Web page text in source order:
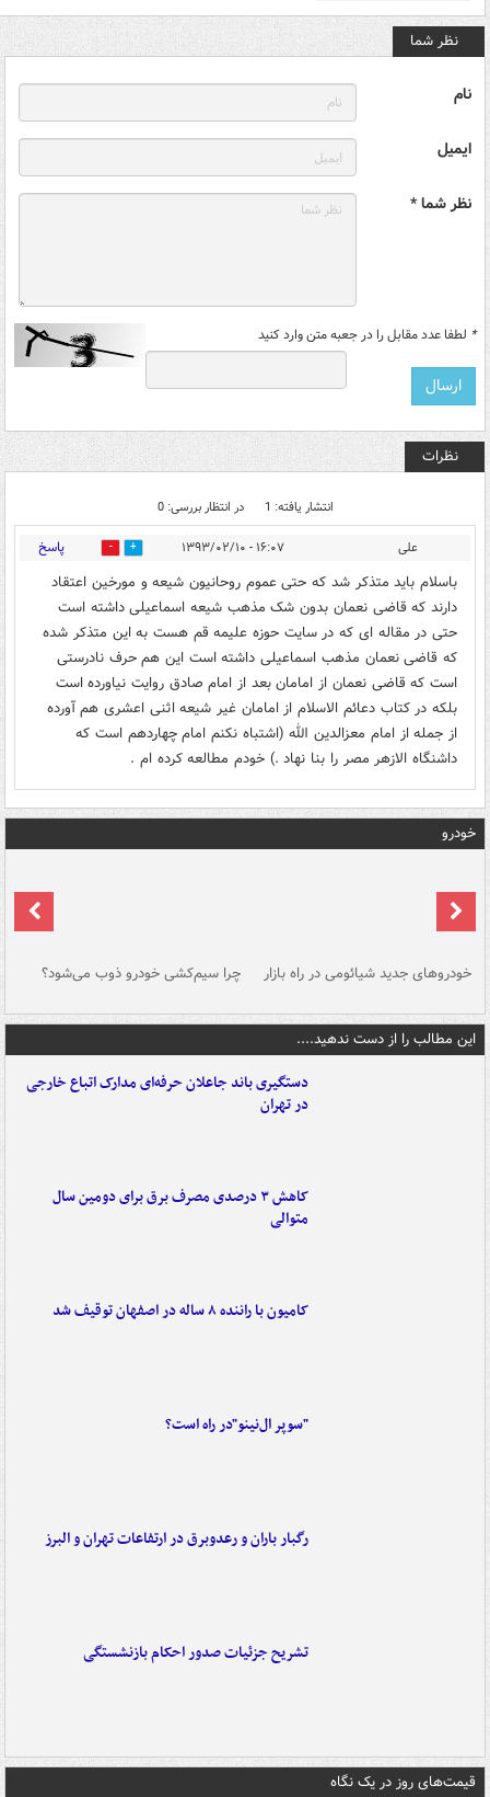
نظر شما
نام
ایمیل
نظر شما *
* لطفا عدد مقابل را در جعبه متن وارد کنید
نظرات
انتشار یافته: 1 در انتظار بررسی: 0
علی ۱۶:۰۷ - ۱۳۹۳/۰۲/۱۰ 1 پاسخ
باسلام باید متذکر شد که حتی عموم روحانیون شیعه و مورخین اعتقاد
دارند که قاضی نعمان بدون شک مذهب شیعه اسماعیلی داشته است
حتی در مقاله ای که در سایت حوزه علیمه قم هست به این متذکر شده
که قاضی نعمان مذهب اسماعیلی داشته است این هم حرف نادرستی
است که قاضی نعمان از امامان بعد از امام صادق روایت نیاورده است
بلکه در کتاب دعائم الاسلام از امامان غیر شیعه اثنی اعشری هم آورده
از جمله از امام معزالدین الله (اشتباه نکنم امام چهاردهم است که
داشنگاه الازهر مصر را بنا نهاد .) خودم مطالعه کرده ام .
خودرو
خودروهای جدید شیائومی در راه بازار چرا سیم‌کشی خودرو ذوب می‌شود؟
این مطالب را از دست ندهید....
دستگیری باند جاعلان حرفه‌ای مدارک اتباع خارجی
در تهران
کاهش ۳ درصدی مصرف برق برای دومین سال
متوالی
کامیون با راننده ۸ ساله در اصفهان توقیف شد
"سوپر ال‌نینو"در راه است؟
رگبار باران و رعدوبرق در ارتفاعات تهران و البرز
تشریح جزئیات صدور احکام بازنشستگی
قیمت‌های روز در یک نگاه